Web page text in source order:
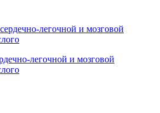
легочной и мозговой